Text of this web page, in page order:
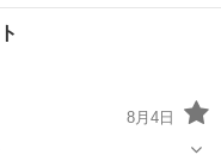
8月4日